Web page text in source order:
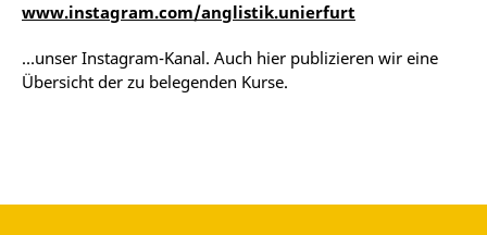
www.instagram.com/anglistik.unierfurt
…unser Instagram-Kanal. Auch hier publizieren wir eine
Übersicht der zu belegenden Kurse.